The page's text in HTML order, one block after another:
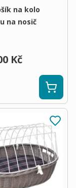
na kolo
na nosič
Kč